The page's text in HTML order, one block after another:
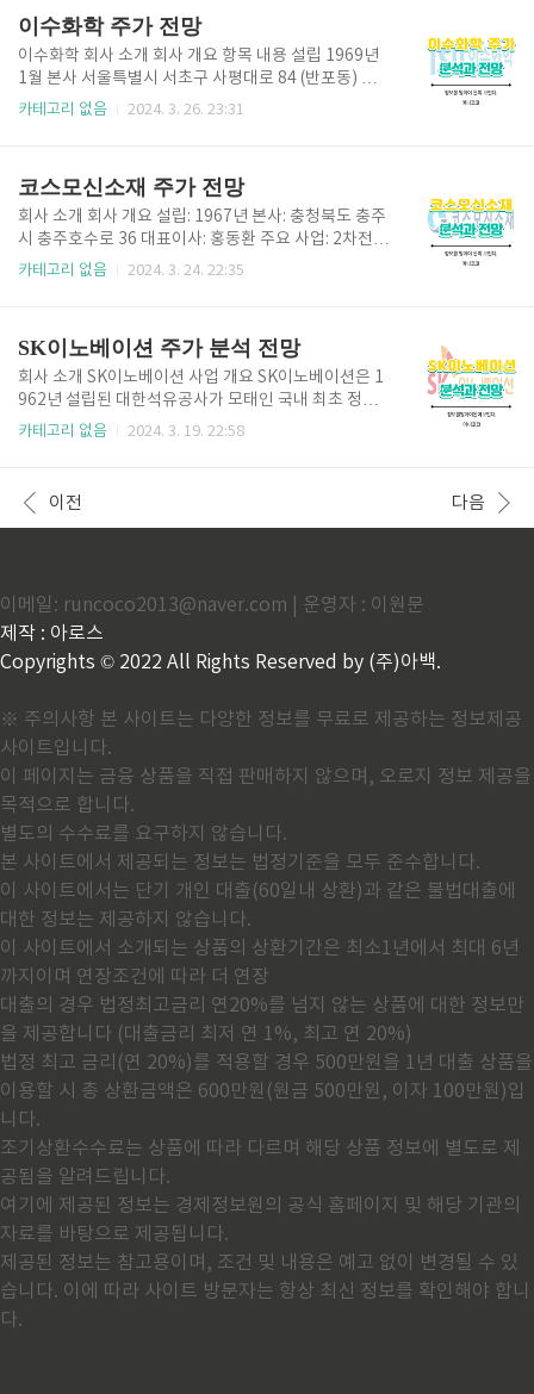
림 톡 딜러 사를..
하기 근로소득만 있는 사람에 한해 반기신청만 가능하
며, 사업 및 종교인 소득이 있는 사람은 따로 정기신청
을 하셔야하면 정기신청 이후에 신청할 수 있는 기한 후
신청(24.6.1.~11.30.)은 지급액에 95%지급되오니 참
고 바랍니다.구 분대 상 자산정 대상신청 시기선택반기
이수화학 주가 전망
이수화학 회사 소개 회사 개요 항목 내용 설립 1969년
1월 본사 서울특별시 서초구 사평대로 84 (반포동) 생
산공장 울산광역시 남구 사평로 108-224 대표이사 김
00명 웹사이트 https://www.isuchemical.com/ 주요
사업 영역 1. 석유화학 사업: LAB (Linear Alkyl Benze
ne): 세제, 화장품 원료 NP (Normal Paraffin): 윤활
유, 플라스틱 원료 IPA (Isopropyl Alcohol): 용매, 화
학 합성 원료 등유, 알킬벤젠, 윤활유, 노말파라핀 제조,
카테고리 없음 2024. 3. 26. 23:31
코스모신소재 주가 전망
회사 소개 회사 개요 설립: 1967년 본사: 충청북도 충주
시 충주호수로 36 대표이사: 홍동환 주요 사업: 2차전지
양극활물질, 기능성필름, 토너 직원수: 약 420명 코스
가치 필름 토너: 프린터, 복합기 등에 사용되는 필수 소
모품 경쟁사 분석 2차전지 양극활물질: LG에너지솔루
션, SK온, 삼성SDI 기능성필름: 세모전자, Kolon Indu
stries, 엘앤에프 토너: 삼성전자, HP, Xerox 주요 사업
분석 사업 현황 및 성장 전망 2차전지 양극활물질: 202
에는 생산능..
카테고리 없음 2024. 3. 24. 22:35
SK이노베이션 주가 분석 전망
회사 소개 SK이노베이션 사업 개요 SK이노베이션은 1
962년 설립된 대한석유공사가 모태인 국내 최초 정유
회사로 출범하여 에너지·화학 분야에서 꾸준한 성장을
ctional Polymer) 사업을 주축으로 영위하며, 'Carbo
n to Green' 전략을 통해 친환경 에너지 및 첨단 소재
기준, 국내 E&P 기업 중 1위 시장 점유율 (약 30%) 주
요 생산 자산: 베트남, 미국, 브라질 등 배터리(LiBS): 전
기차 배터리..
카테고리 없음 2024. 3. 19. 22:58
이전 다음
이메일: runcoco2013@naver.com | 운영자 : 이원문
제작 : 아로스
Copyrights © 2022 All Rights Reserved by (주)아백.
※ 주의사항 본 사이트는 다양한 정보를 무료로 제공하는 정보제공
사이트입니다.
이 페이지는 금융 상품을 직접 판매하지 않으며, 오로지 정보 제공을
목적으로 합니다.
별도의 수수료를 요구하지 않습니다.
본 사이트에서 제공되는 정보는 법정기준을 모두 준수합니다.
이 사이트에서는 단기 개인 대출(60일내 상환)과 같은 불법대출에
대한 정보는 제공하지 않습니다.
이 사이트에서 소개되는 상품의 상환기간은 최소1년에서 최대 6년
까지이며 연장조건에 따라 더 연장
대출의 경우 법정최고금리 연20%를 넘지 않는 상품에 대한 정보만
을 제공합니다 (대출금리 최저 연 1%, 최고 연 20%)
법정 최고 금리(연 20%)를 적용할 경우 500만원을 1년 대출 상품을
이용할 시 총 상환금액은 600만원(원금 500만원, 이자 100만원)입
니다.
조기상환수수료는 상품에 따라 다르며 해당 상품 정보에 별도로 제
공됨을 알려드립니다.
여기에 제공된 정보는 경제정보원의 공식 홈페이지 및 해당 기관의
자료를 바탕으로 제공됩니다.
제공된 정보는 참고용이며, 조건 및 내용은 예고 없이 변경될 수 있
습니다. 이에 따라 사이트 방문자는 항상 최신 정보를 확인해야 합니
다.